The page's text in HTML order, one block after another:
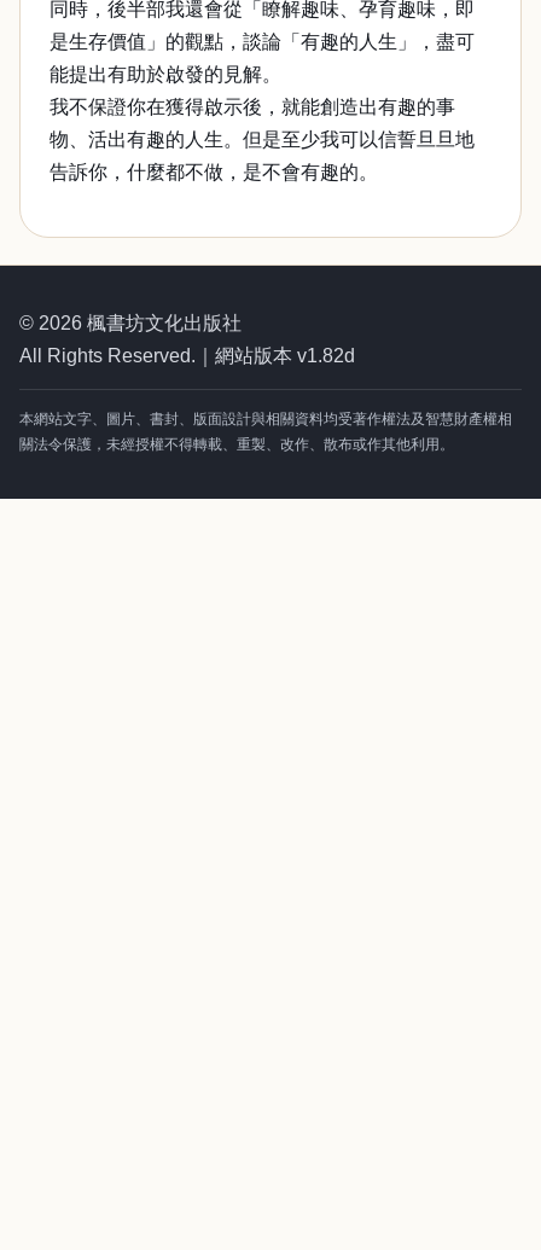
同時，後半部我還會從「瞭解趣味、孕育趣味，即
是生存價值」的觀點，談論「有趣的人生」，盡可
能提出有助於啟發的見解。
我不保證你在獲得啟示後，就能創造出有趣的事
物、活出有趣的人生。但是至少我可以信誓旦旦地
告訴你，什麼都不做，是不會有趣的。
© 2026 楓書坊文化出版社
All Rights Reserved.｜網站版本 v1.82d
本網站文字、圖片、書封、版面設計與相關資料均受著作權法及智慧財產權相
關法令保護，未經授權不得轉載、重製、改作、散布或作其他利用。